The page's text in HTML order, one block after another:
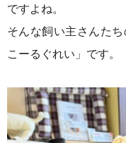
ですよね。
そんな飼い主さんた
こーるぐれい」です。